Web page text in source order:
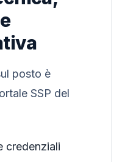
posto è
SSP del
credenziali